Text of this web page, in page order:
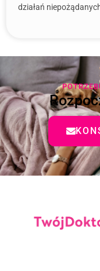
działań